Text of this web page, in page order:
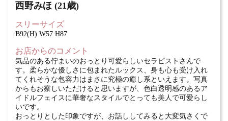
西野みほ (21歳)
スリーサイズ
B92(H) W57 H87
お店からのコメント
気品のある佇まいのおっとり可愛らしいセラピストさんで
す。柔らかな優しさに包まれたルックス、身も心も受け入れ
てくれそうな包容力はまさに究極の癒し系といえます。写真
からもお察しいただけると思いますが、色白透明感のあるア
イドルフェイスに華奢なスタイルでとっても美人で可愛らし
いです。
おっとりとした印象ですが、お話ししてみると大変気さくで